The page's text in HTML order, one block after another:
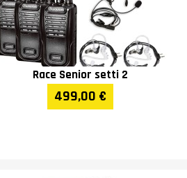
Race Senior setti 2
499,00 €